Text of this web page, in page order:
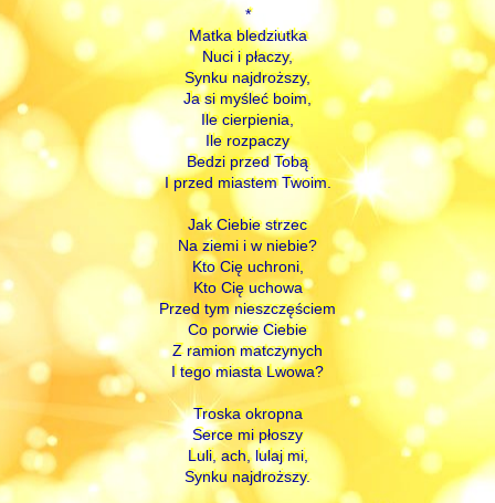
*
Matka bledziutka
Nuci i płaczy,
Synku najdroższy,
Ja si myśleć boim,
Ile cierpienia,
Ile rozpaczy
Bedzi przed Tobą
I przed miastem Twoim.
Jak Ciebie strzec
Na ziemi i w niebie?
Kto Cię uchroni,
Kto Cię uchowa
Przed tym nieszczęściem
Co porwie Ciebie
Z ramion matczynych
I tego miasta Lwowa?
Troska okropna
Serce mi płoszy
Luli, ach, lulaj mi,
Synku najdroższy.